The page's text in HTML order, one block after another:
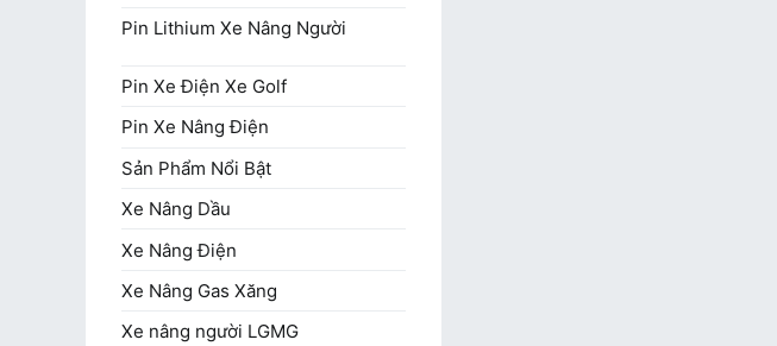
Pin Lithium Xe Nâng Người
Pin Xe Điện Xe Golf
Pin Xe Nâng Điện
Sản Phẩm Nổi Bật
Xe Nâng Dầu
Xe Nâng Điện
Xe Nâng Gas Xăng
Xe nâng người LGMG